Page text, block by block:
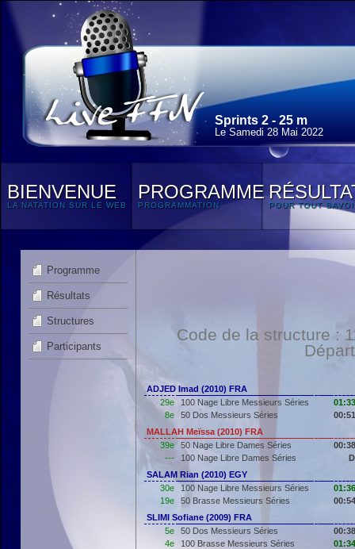
Sprints 2 - 25 m
Le Samedi 28 Mai 2022
BIENVENUE
LA NATATION SUR LE WEB
PROGRAMME
PROGRAMMATION POUR TOUT
Programme
Résultats
Structures
Participants
Code de la structure :
ADJED Imad (2010) FRA
29e
100 Nage Libre Messieurs Séries
8e
50 Dos Messieurs Séries
MALLAH Meïssa (2010) FRA
39e
50 Nage Libre Dames Séries
---
100 Nage Libre Dames Séries
SALAM Rian (2010) EGY
30e
100 Nage Libre Messieurs Séries
19e
50 Brasse Messieurs Séries
SLIMI Sofiane (2009) FRA
5e
50 Dos Messieurs Séries
4e
100 Brasse Messieurs Séries